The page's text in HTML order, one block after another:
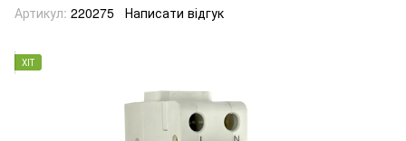
Артикул: 220275 Написати відгук
ХІТ